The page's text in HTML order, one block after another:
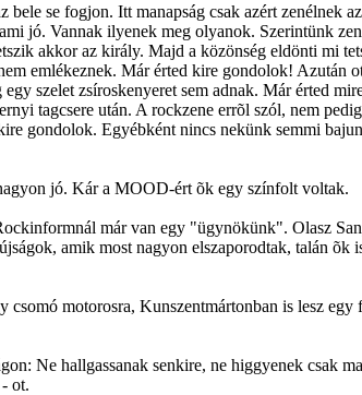
se fogjon. Itt manapság csak azért zenélnek
jó. Vannak ilyenek meg olyanok. Szerintünk
akkor az király. Majd a közönség eldönti mi
emlékeznek. Már érted kire gondolok! Azután
szelet zsíroskenyeret sem adnak. Már érted
tagcsere után. A rockzene errõl szól, nem
gondolok. Egyébként nincs nekünk semmi
jó. Kár a MOOD-ért õk egy színfolt voltak.
már van egy "ügynökünk". Olasz
amik most nagyon elszaporodtak, talán
motorosra, Kunszentmártonban is lesz egy
Ne hallgassanak senkire, ne higgyenek csak
ot.